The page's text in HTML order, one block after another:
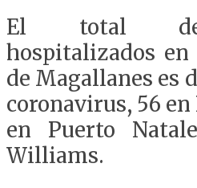
El total de
hospitalizados
de Magallanes es
coronavirus, 56 en
en Puerto
Williams.